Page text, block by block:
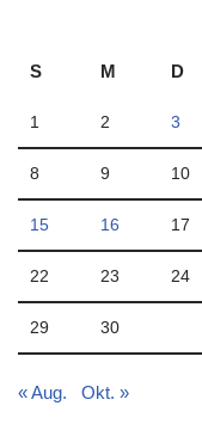
S
M D
1 2 3
8 9 10
15 16 17
22 23 24
29 30
« Aug. Okt. »